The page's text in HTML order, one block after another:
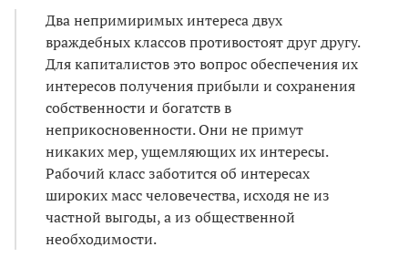
Два непримиримых интереса двух
враждебных классов противостоят друг другу.
Для капиталистов это вопрос обеспечения их
интересов получения прибыли и сохранения
собственности и богатств в
неприкосновенности. Они не примут
никаких мер, ущемляющих их интересы.
Рабочий класс заботится об интересах
широких масс человечества, исходя не из
частной выгоды, а из общественной
необходимости.